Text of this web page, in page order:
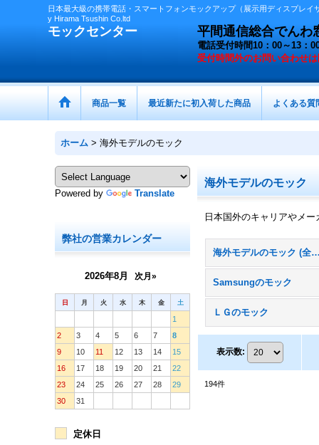
日本最大級の携帯電話・スマートフォンモックアップ（展示用ディスプ
y Hirama Tsushin Co.ltd
モックセンター 平間通信総合でん
電話受付時間10：00～13
受付時間外のお問い合わせ
商品一覧 最近新たに初入荷した商品 よくある質
ホーム > 海外モデルのモック
Powered by Translate
弊社の営業カレンダー
2026年8月 次月»
日 月 火 水 木 金 土
1
2
3 4 5 6 7
8
9
10 11 12 13 14
15
16
17 18 19 20 21
22
23
24 25 26 27 28
29
30
31
定休日
海外モデルのモック
日本国外のキャリアやメ
海外モデルのモッ
Samsungのモック
ＬＧのモック
表示数:
194件